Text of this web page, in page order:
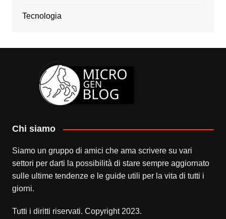
Tecnologia
Chi siamo
Siamo un gruppo di amici che ama scrivere su vari
settori per darti la possibilità di stare sempre aggiornato
sulle ultime tendenze e le guide utili per la vita di tutti i
giorni.
Tutti i diritti riservati. Copyright 2023.